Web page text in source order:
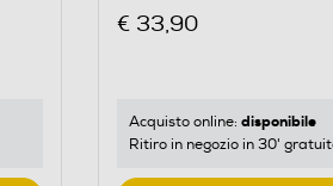
€ 33,90
Acquisto online: disponibile
Ritiro in negozio in 30'